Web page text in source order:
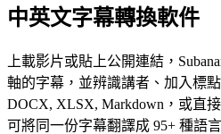
中英文字幕轉換軟件
上載影片或貼上公開連結，
軸的字幕，並辨識講者、加入標
DOCX, XLSX, Markdown，或直
可將同一份字幕翻譯成 95+ 種語